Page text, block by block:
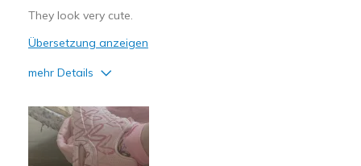
They look very cute.
Übersetzung anzeigen
mehr Details
Attractive Design
Breathe Well